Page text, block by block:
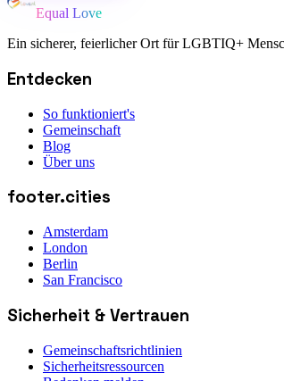
Equal Love
Ein sicherer, feierlicher Ort für LGBTIQ+
Entdecken
So funktioniert's
Gemeinschaft
Blog
Über uns
footer.cities
Amsterdam
London
Berlin
San Francisco
Sicherheit & Vertrauen
Gemeinschaftsrichtlinien
Sicherheitsressourcen